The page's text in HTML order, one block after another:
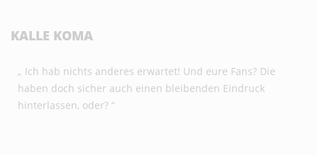
KALLE KOMA
„ Ich hab nichts anderes erwartet! Und eure Fans? Die
haben doch sicher auch einen bleibenden Eindruck
hinterlassen, oder? “